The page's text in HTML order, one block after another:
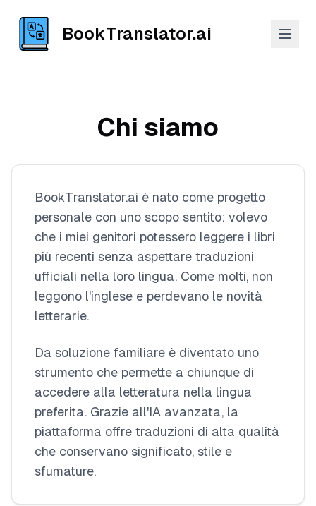
BookTranslator.ai
Chi siamo
BookTranslator.ai è nato come progetto
personale con uno scopo sentito: volevo
che i miei genitori potessero leggere i libri
più recenti senza aspettare traduzioni
ufficiali nella loro lingua. Come molti, non
leggono l'inglese e perdevano le novità
letterarie.
Da soluzione familiare è diventato uno
strumento che permette a chiunque di
accedere alla letteratura nella lingua
preferita. Grazie all'IA avanzata, la
piattaforma offre traduzioni di alta qualità
che conservano significato, stile e
sfumature.